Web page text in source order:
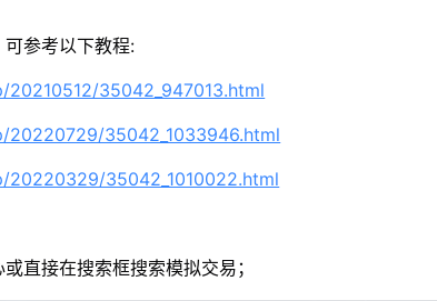
参考以下教程:
35042_947013.html
20220729/35042_1033946.html
20220329/35042_1010022.html
直接在搜索框搜索模拟交易；